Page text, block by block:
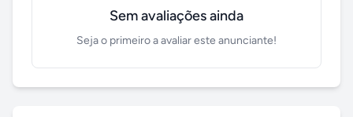
Sem avaliações ainda
Seja o primeiro a avaliar este anunciante!